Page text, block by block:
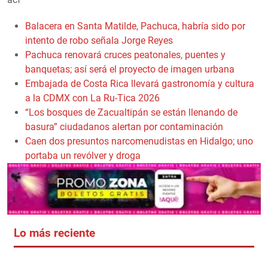
Balacera en Santa Matilde, Pachuca, habría sido por
intento de robo señala Jorge Reyes
Pachuca renovará cruces peatonales, puentes y
banquetas; así será el proyecto de imagen urbana
Embajada de Costa Rica llevará gastronomía y cultura
a la CDMX con La Ru-Tica 2026
“Los bosques de Zacualtipán se están llenando de
basura” ciudadanos alertan por contaminación
Caen dos presuntos narcomenudistas en Hidalgo; uno
portaba un revólver y droga
Lo más reciente